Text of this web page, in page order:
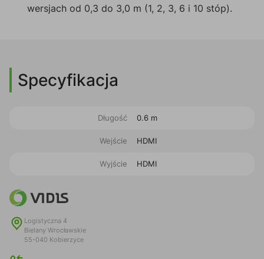
wersjach od 0,3 do 3,0 m (1, 2, 3, 6 i 10 stóp).
Specyfikacja
Długość 0.6 m
Wejście HDMI
Wyjście HDMI
Logistyczna 4
Bielany Wrocławskie
55-040 Kobierzyce